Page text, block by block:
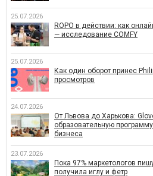
25.07.2026
ROPO в действии: как
— исследование COMFY
25.07.2026
Как один оборот принес
просмотров
24.07.2026
От Львова до Харькова:
образовательную
бизнеса
23.07.2026
Пока 97% маркетологов
получила иглу и фетр